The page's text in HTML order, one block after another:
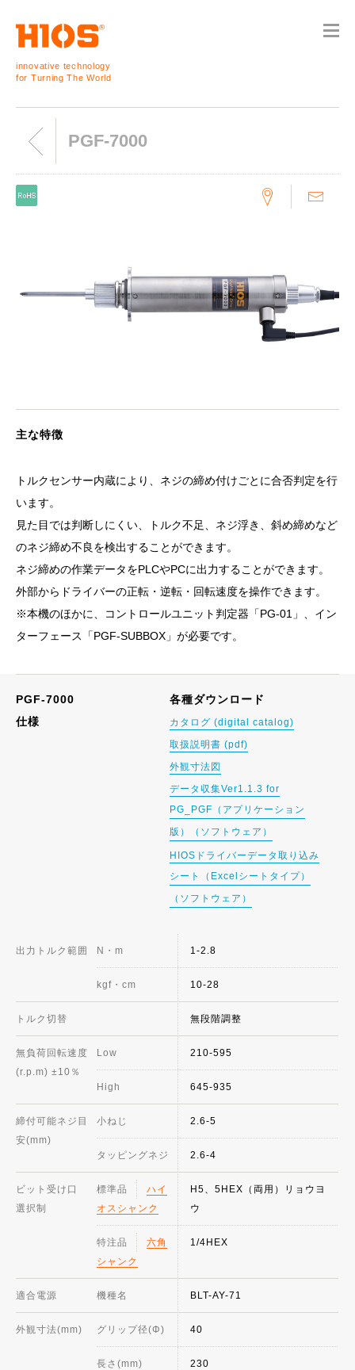
innovative technology
for Turning The World
PGF-7000
主な特徴
トルクセンサー内蔵により、ネジの締め付けごとに合否判定を行
います。
見た目では判断しにくい、トルク不足、ネジ浮き、斜め締めなど
のネジ締め不良を検出することができます。
ネジ締めの作業データをPLCやPCに出力することができます。
外部からドライバーの正転・逆転・回転速度を操作できます。
※本機のほかに、コントロールユニット判定器「PG-01」、イン
ターフェース「PGF-SUBBOX」が必要です。
PGF-7000
仕様
各種ダウンロード
カタログ (digital catalog)
取扱説明書 (pdf)
外観寸法図
データ収集Ver1.1.3 for
PG_PGF（アプリケーション
版）（ソフトウェア）
HIOSドライバーデータ取り込み
シート（Excelシートタイプ）
（ソフトウェア）
出力トルク範囲 N・m
kgf・cm
トルク切替
無負荷回転速度
(r.p.m) ±10％
Low
High
締付可能ネジ目
安(mm)
小ねじ
タッピングネジ
ビット受け口
選択制
標準品
ハイ
オスシャンク
特注品
六角
シャンク
適合電源 機種名
外観寸法(mm) グリップ径(Φ)
長さ(mm)
1-2.8
10-28
無段階調整
210-595
645-935
2.6-5
2.6-4
H5、5HEX（両用）リョウヨ
ウ
1/4HEX
BLT-AY-71
40
230